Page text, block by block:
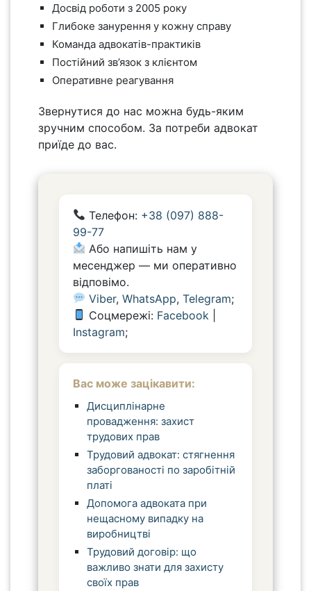
Досвід роботи з 2005 року
Глибоке занурення у кожну справу
Команда адвокатів-практиків
Постійний зв’язок з клієнтом
Оперативне реагування
Звернутися до нас можна будь-яким
зручним способом. За потреби адвокат
приїде до вас.
Телефон: +38 (097) 888-
99-77
Або напишіть нам у
месенджер — ми оперативно
відповімо.
Viber,WhatsApp,Telegram;
Соцмережі: Facebook
Instagram;
Вас може зацікавити:
Дисциплінарне
провадження: захист
трудових прав
Трудовий адвокат: стягнення
заборгованості по заробітній
платі
Допомога адвоката при
нещасному випадку на
виробництві
Трудовий договір: що
важливо знати для захисту
своїх прав